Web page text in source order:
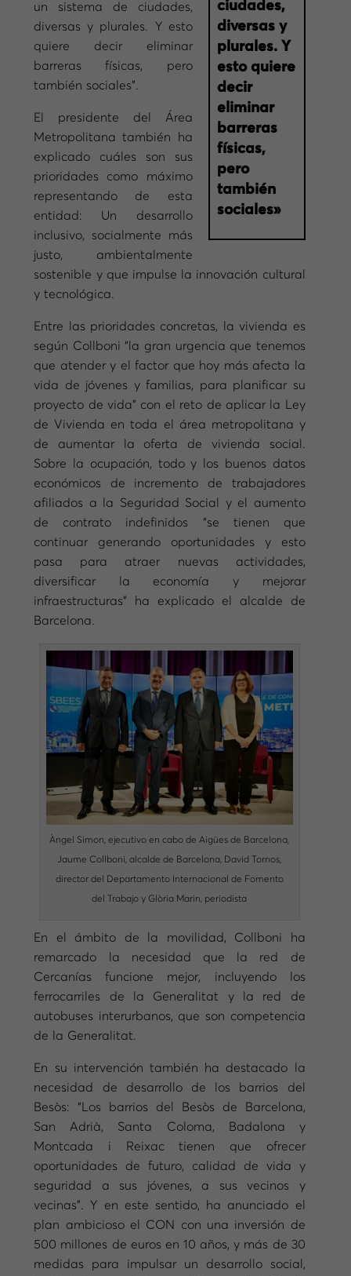
ciudades,
diversas y
plurales. Y
esto quiere
decir
eliminar
barreras
físicas,
pero
también
sociales»
un sistema de ciudades,
diversas y plurales. Y esto
quiere decir eliminar
barreras físicas, pero
también sociales”.
El presidente del Área
Metropolitana también ha
explicado cuáles son sus
prioridades como máximo
representando de esta
entidad: Un desarrollo
inclusivo, socialmente más
justo, ambientalmente
sostenible y que impulse la innovación cultural
y tecnológica.
Entre las prioridades concretas, la vivienda es
según Collboni “la gran urgencia que tenemos
que atender y el factor que hoy más afecta la
vida de jóvenes y familias, para planificar su
proyecto de vida” con el reto de aplicar la Ley
de Vivienda en toda el área metropolitana y
de aumentar la oferta de vivienda social.
Sobre la ocupación, todo y los buenos datos
económicos de incremento de trabajadores
afiliados a la Seguridad Social y el aumento
de contrato indefinidos “se tienen que
continuar generando oportunidades y esto
pasa para atraer nuevas actividades,
diversificar la economía y mejorar
infraestructuras” ha explicado el alcalde de
Barcelona.
Àngel Simon, ejecutivo en cabo de Aigües de Barcelona,
Jaume Collboni, alcalde de Barcelona, David Tornos,
director del Departamento Internacional de Fomento
del Trabajo y Glòria Marin, periodista
En el ámbito de la movilidad, Collboni ha
remarcado la necesidad que la red de
Cercanías funcione mejor, incluyendo los
ferrocarriles de la Generalitat y la red de
autobuses interurbanos, que son competencia
de la Generalitat.
En su intervención también ha destacado la
necesidad de desarrollo de los barrios del
Besòs: “Los barrios del Besòs de Barcelona,
San Adrià, Santa Coloma, Badalona y
Montcada i Reixac tienen que ofrecer
oportunidades de futuro, calidad de vida y
seguridad a sus jóvenes, a sus vecinos y
vecinas”. Y en este sentido, ha anunciado el
plan ambicioso el CON con una inversión de
500 millones de euros en 10 años, y más de 30
medidas para impulsar un desarrollo social,